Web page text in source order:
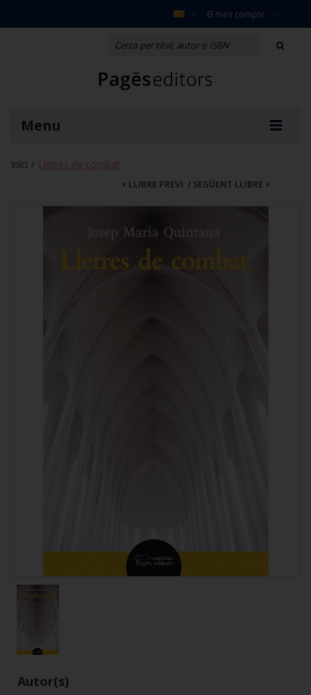
El meu compte
Menu
Inici / Lletres de combat
SEGÜENT LLIBRE
LLIBRE PREVI /
Autor(s)